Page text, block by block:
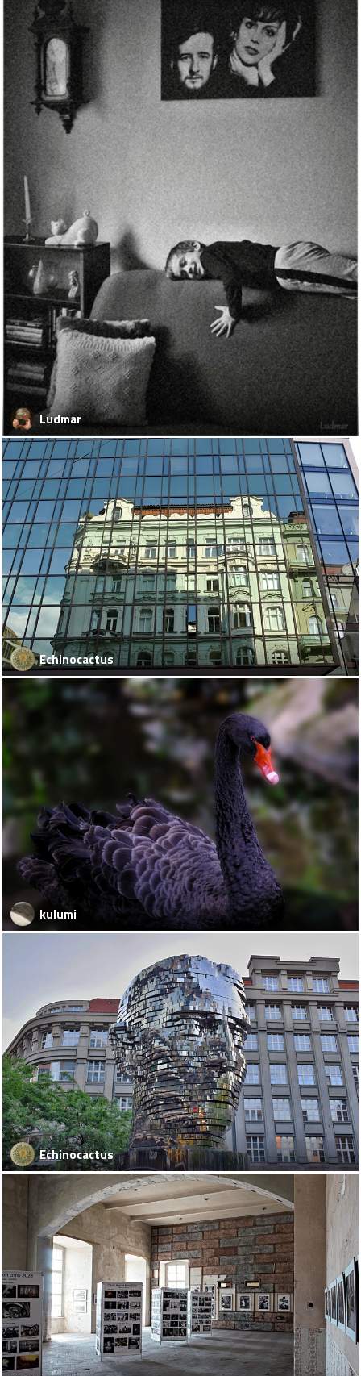
Ludmar
Echinocactus
kulumi
Echinocactus